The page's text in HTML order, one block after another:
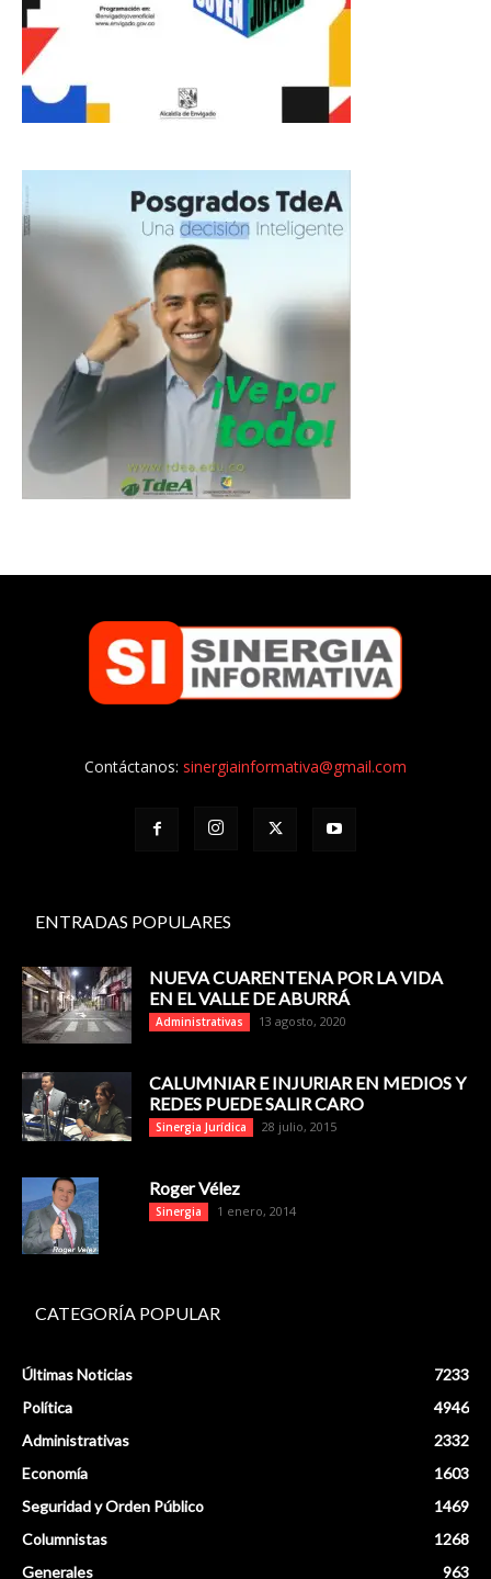
Contáctanos: sinergiainformativa@gmail.com
ENTRADAS POPULARES
NUEVA CUARENTENA POR LA VIDA
EN EL VALLE DE ABURRÁ
Administrativas 13 agosto, 2020
CALUMNIAR E INJURIAR EN MEDIOS Y
REDES PUEDE SALIR CARO
Sinergia Jurídica 28 julio, 2015
Roger Vélez
Sinergia 1 enero, 2014
CATEGORÍA POPULAR
Últimas Noticias
7233
Política
4946
Administrativas
2332
Economía
1603
Seguridad y Orden Público
1469
Columnistas
1268
Generales
963